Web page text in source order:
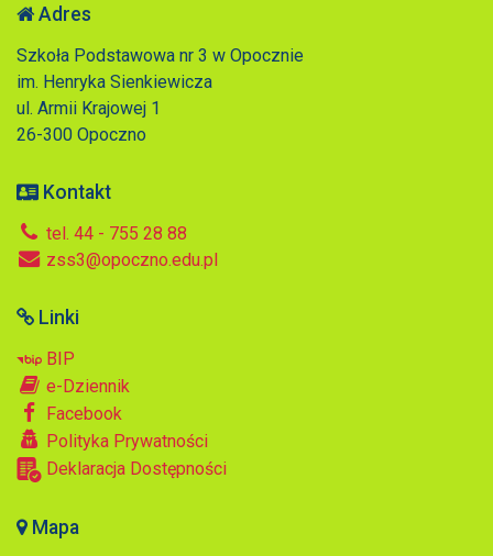
Adres
Szkoła Podstawowa nr 3 w Opocznie
im. Henryka Sienkiewicza
ul. Armii Krajowej 1
26-300 Opoczno
Kontakt
tel. 44 - 755 28 88
zss3@opoczno.edu.pl
Linki
BIP
e-Dziennik
Facebook
Polityka Prywatności
Deklaracja Dostępności
Mapa